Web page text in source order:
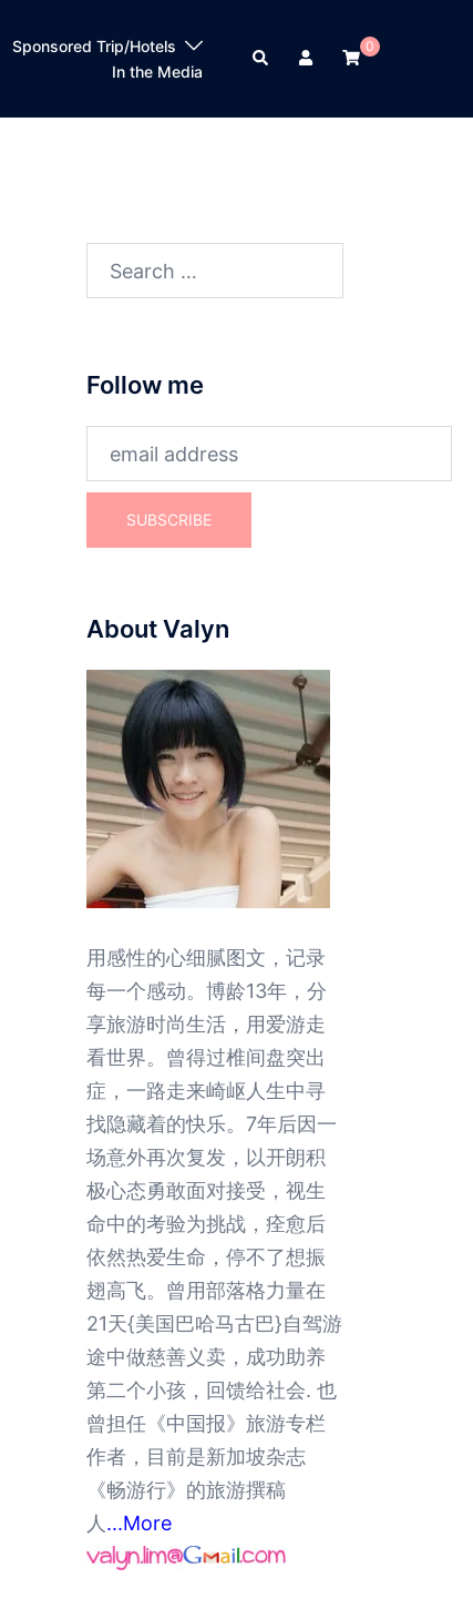
Sponsored Trip/Hotels
In the Media
Search
0
Search
Follow me
About Valyn
用感性的心细腻图文，记录
每一个感动。博龄13年，分
享旅游时尚生活，用爱游走
看世界。曾得过椎间盘突出
症，一路走来崎岖人生中寻
找隐藏着的快乐。7年后因一
场意外再次复发，以开朗积
极心态勇敢面对接受，视生
命中的考验为挑战，痊愈后
依然热爱生命，停不了想振
翅高飞。曾用部落格力量在
21天{美国巴哈马古巴}自驾游
途中做慈善义卖，成功助养
第二个小孩，回馈给社会. 也
曾担任《中国报》旅游专栏
作者，目前是新加坡杂志
《畅游行》的旅游撰稿
人 ...More